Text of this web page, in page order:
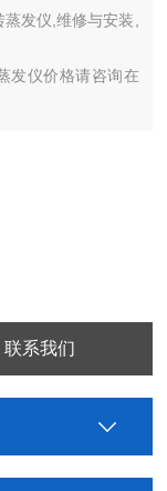
发仪,维修与安装,
发仪价格请咨询在
联系我们